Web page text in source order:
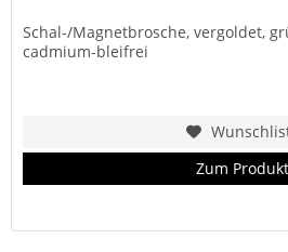
Schal-/Magnetbrosche, vergoldet,
cadmium-bleifrei
Zum Produkt